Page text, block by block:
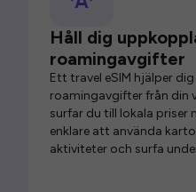
Håll dig
roamingavgifter
Ett travel eSIM hjälper
roamingavgifter från din
surfar du till lokala priser
enklare att använda
aktiviteter och surfa